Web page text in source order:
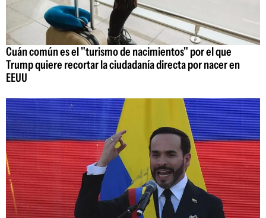
Cuán común es el "turismo de nacimientos" por el que
Trump quiere recortar la ciudadanía directa por nacer en
EEUU